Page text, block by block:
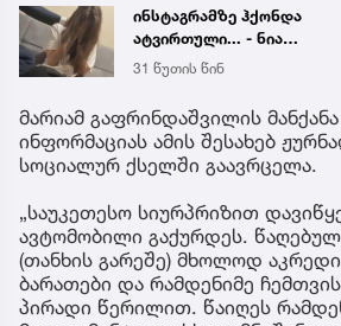
ინსტაგრამზე ჰქონდა
ატვირთული... - ნია
იმნაძის რომელ ფოტოზე
საუბრობს გიგა
ავალიანის დედა
31 წუთის წინ
მარიამ გაფრინდაშვილის
ინფორმაციას ამის შესახებ
სოციალურ ქსელში გაავრცელა.
„საუკეთესო სიურპრიზით
ავტომობილი გაქურდეს.
(თანხის გარეშე) მხოლოდ
ბარათები და რამდენიმე
პირადი წერილით. წაიღეს